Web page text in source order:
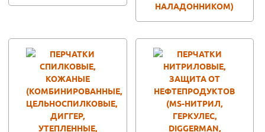
НАЛАДОННИКОМ)